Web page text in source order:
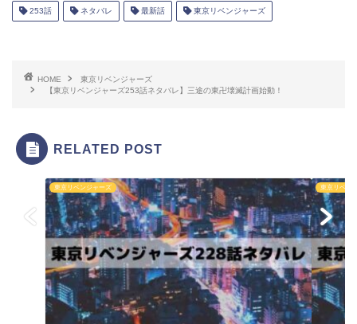
253話 ネタバレ 最新話 東京リベンジャーズ
HOME
東京リベンジャーズ
【東京リベンジャーズ253話ネタバレ】三途の東卍壊滅計画始動！
RELATED POST
東京リベンジャーズ 東京リベン